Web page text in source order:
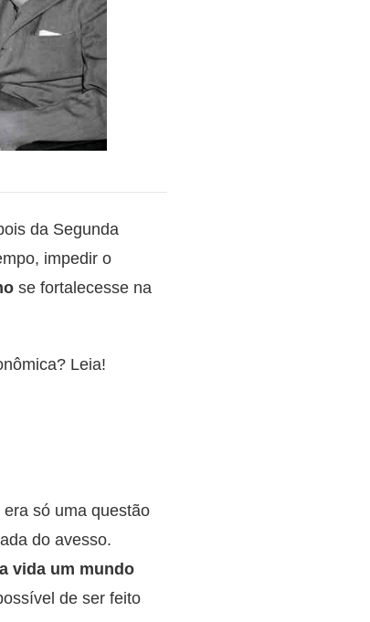
da Segunda
impedir o
se fortalecesse na
Leia!
só uma questão
do avesso.
vida um mundo
de ser feito